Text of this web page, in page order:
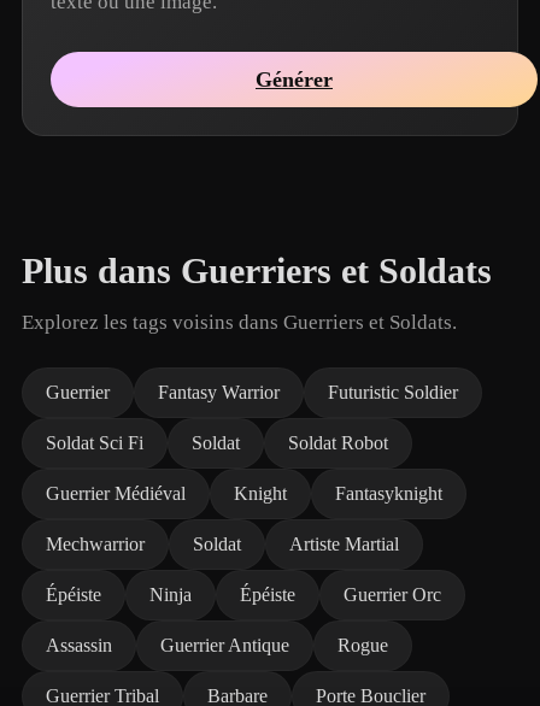
Générer
Plus dans Guerriers et Soldats
Explorez les tags voisins dans Guerriers et Soldats.
Guerrier Fantasy Warrior Futuristic Soldier
Soldat Sci Fi Soldat Soldat Robot
Guerrier Médiéval Knight Fantasyknight
Mechwarrior Soldat Artiste Martial
Épéiste Ninja Épéiste Guerrier Orc
Assassin Guerrier Antique Rogue
Guerrier Tribal Barbare Porte Bouclier